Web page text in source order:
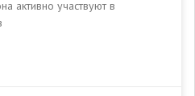
активно участвуют в